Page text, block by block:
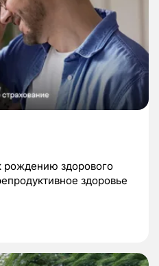
рождению здорового
здоровье